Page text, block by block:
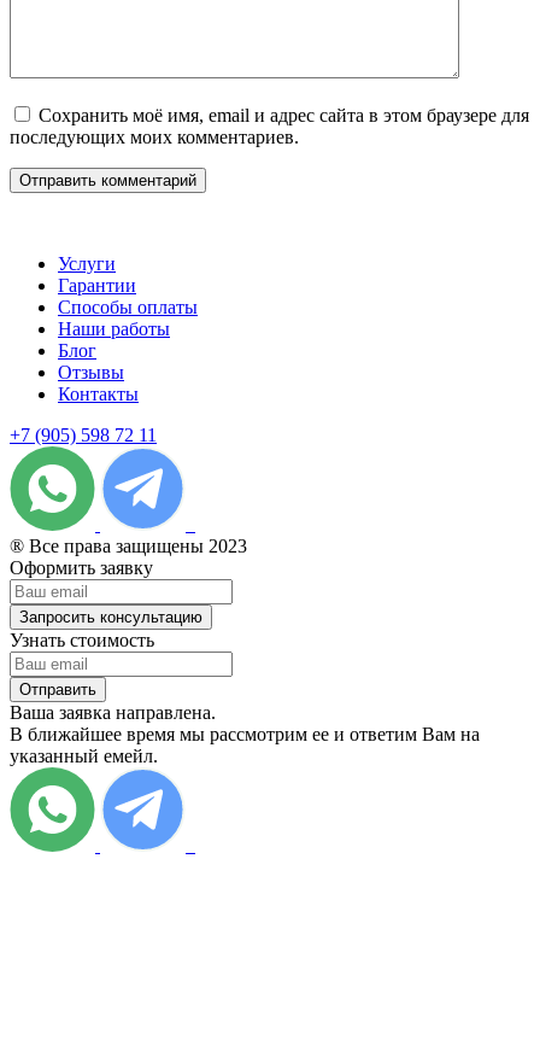
Сохранить моё имя, email и адрес сайта в этом браузере для
последующих моих комментариев.
Услуги
Гарантии
Способы оплаты
Наши работы
Блог
Отзывы
Контакты
+7 (905) 598 72 11
® Все права защищены 2023
Оформить заявку
Запросить консультацию
Узнать стоимость
Отправить
Ваша заявка направлена.
В ближайшее время мы рассмотрим ее и ответим Вам на
указанный емейл.